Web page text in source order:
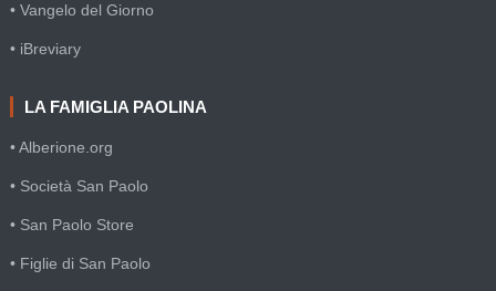
• Vangelo del Giorno
• iBreviary
LA FAMIGLIA PAOLINA
• Alberione.org
• Società San Paolo
• San Paolo Store
• Figlie di San Paolo